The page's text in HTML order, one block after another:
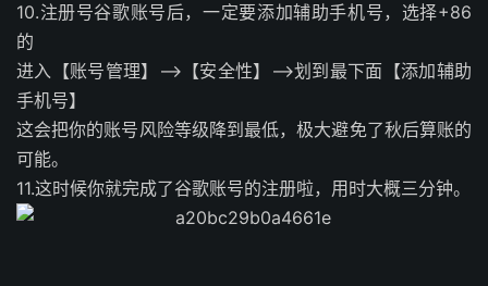
10.注册号谷歌账号后，一定要添加辅助手机号，选择+86
的
进入【账号管理】–>【安全性】–>划到最下面【添加辅助
手机号】
这会把你的账号风险等级降到最低，极大避免了秋后算账的
可能。
11.这时候你就完成了谷歌账号的注册啦，用时大概三分钟。